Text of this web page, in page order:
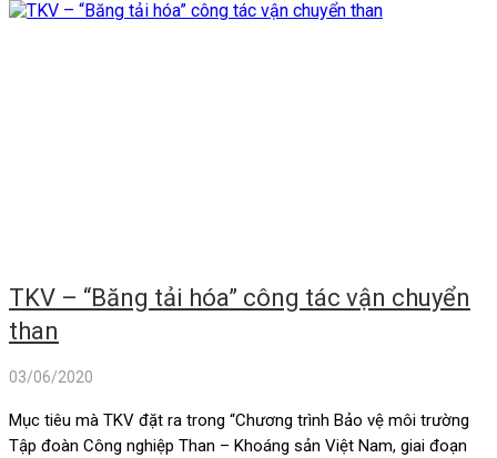
TKV – “Băng tải hóa” công tác vận chuyển
than
03/06/2020
Mục tiêu mà TKV đặt ra trong “Chương trình Bảo vệ môi trường
Tập đoàn Công nghiệp Than – Khoáng sản Việt Nam, giai đoạn